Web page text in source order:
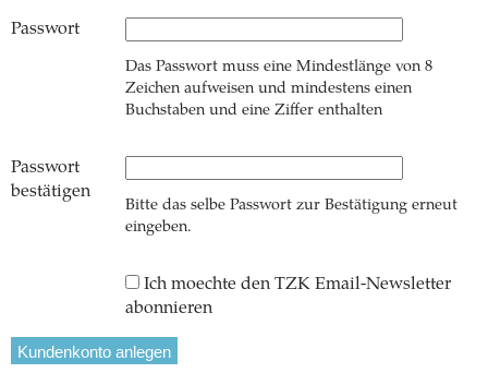
Passwort
Das Passwort muss eine Mindestlänge von 8
Zeichen aufweisen und mindestens einen
Buchstaben und eine Ziffer enthalten
Passwort
bestätigen
Bitte das selbe Passwort zur Bestätigung erneut
eingeben.
Ich moechte den TZK Email-Newsletter
abonnieren